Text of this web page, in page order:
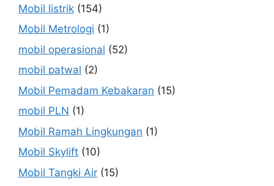
Mobil listrik (154)
Mobil Metrologi (1)
mobil operasional (52)
mobil patwal (2)
Mobil Pemadam Kebakaran (15)
mobil PLN (1)
Mobil Ramah Lingkungan (1)
Mobil Skylift (10)
Mobil Tangki Air (15)